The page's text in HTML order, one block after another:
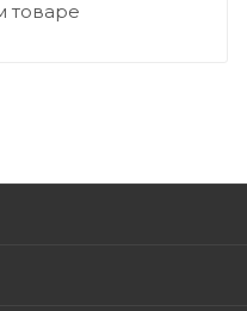
товаре